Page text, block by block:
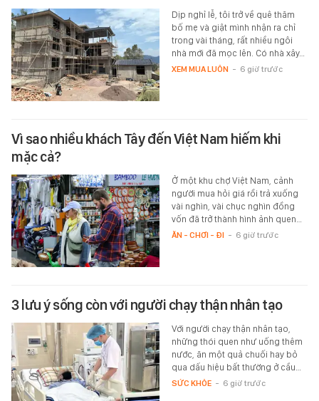
Dịp nghỉ lễ, tôi trở về quê thăm
bố mẹ và giật mình nhận ra chỉ
trong vài tháng, rất nhiều ngôi
nhà mới đã mọc lên. Có nhà xây…
XEM MUA LUÔN - 6 giờ trước
Vì sao nhiều khách Tây đến Việt Nam hiếm khi
mặc cả?
Ở một khu chợ Việt Nam, cảnh
người mua hỏi giá rồi trả xuống
vài nghìn, vài chục nghìn đồng
vốn đã trở thành hình ảnh quen…
ĂN - CHƠI - ĐI - 6 giờ trước
3 lưu ý sống còn với người chạy thận nhân tạo
Với người chạy thận nhân tạo,
những thói quen như uống thêm
nước, ăn một quả chuối hay bỏ
qua dấu hiệu bất thường ở cầu…
SỨC KHỎE - 6 giờ trước